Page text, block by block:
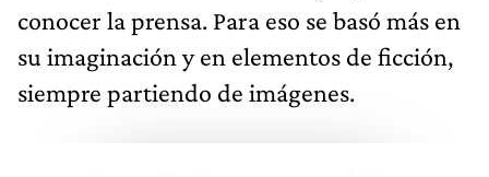
conocer la prensa. Para eso se basó más en
su imaginación y en elementos de ficción,
siempre partiendo de imágenes.